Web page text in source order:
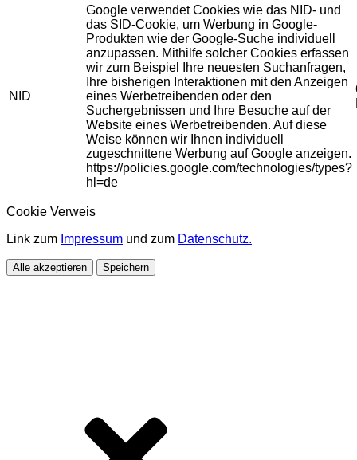
NID
Google verwendet Cookies wie das NID- und
das SID-Cookie, um Werbung in Google-
Produkten wie der Google-Suche individuell
anzupassen. Mithilfe solcher Cookies erfassen
wir zum Beispiel Ihre neuesten Suchanfragen,
Ihre bisherigen Interaktionen mit den Anzeigen
eines Werbetreibenden oder den
Suchergebnissen und Ihre Besuche auf der
Website eines Werbetreibenden. Auf diese
Weise können wir Ihnen individuell
zugeschnittene Werbung auf Google anzeigen.
https://policies.google.com/technologies/types?
hl=de
Cookie Verweis
Link zum Impressum und zum Datenschutz.
Alle akzeptieren Speichern